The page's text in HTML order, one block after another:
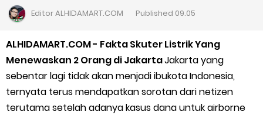
Cara Daftar Goshop agar Cepat Diterima
Apa itu Grab Saap? Layanan Antri Online Terbaru Dari Grab
Cara Jitu Mendapat Voucher Gojek Gratis
Cara Ping DNS Server Gojek Gopartner
EditorALHIDAMART.COM Published 09.05
ALHIDAMART.COM - Fakta Skuter Listrik Yang
Menewaskan 2 Orang di JakartaJakarta yang
sebentar lagi tidak akan menjadi ibukota Indonesia,
ternyata terus mendapatkan sorotan dari netizen
terutama setelah adanya kasus dana untuk airborne